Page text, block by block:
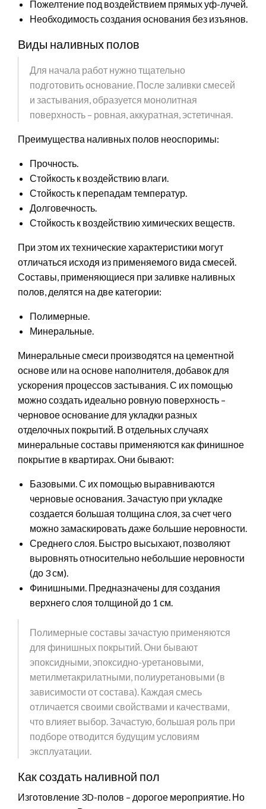
Пожелтение под воздействием прямых уф-лучей.
Необходимость создания основания без изъянов.
Виды наливных полов
Для начала работ нужно тщательно
подготовить основание. После заливки смесей
и застывания, образуется монолитная
поверхность – ровная, аккуратная, эстетичная.
Преимущества наливных полов неоспоримы:
Прочность.
Стойкость к воздействию влаги.
Стойкость к перепадам температур.
Долговечность.
Стойкость к воздействию химических веществ.
При этом их технические характеристики могут
отличаться исходя из применяемого вида смесей.
Составы, применяющиеся при заливке наливных
полов, делятся на две категории:
Полимерные.
Минеральные.
Минеральные смеси производятся на цементной
основе или на основе наполнителя, добавок для
ускорения процессов застывания. С их помощью
можно создать идеально ровную поверхность –
черновое основание для укладки разных
отделочных покрытий. В отдельных случаях
минеральные составы применяются как финишное
покрытие в квартирах. Они бывают:
Базовыми. С их помощью выравниваются
черновые основания. Зачастую при укладке
создается большая толщина слоя, за счет чего
можно замаскировать даже большие неровности.
Среднего слоя. Быстро высыхают, позволяют
выровнять относительно небольшие неровности
(до 3 см).
Финишными. Предназначены для создания
верхнего слоя толщиной до 1 см.
Полимерные составы зачастую применяются
для финишных покрытий. Они бывают
эпоксидными, эпоксидно-уретановыми,
метилметакрилатными, полиуретановыми (в
зависимости от состава). Каждая смесь
отличается своими свойствами и качествами,
что влияет выбор. Зачастую, большая роль при
подборе отводится будущим условиям
эксплуатации.
Как создать наливной пол
Изготовление 3D-полов – дорогое мероприятие. Но